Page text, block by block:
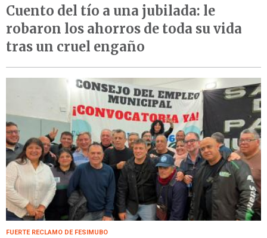
Cuento del tío a una jubilada: le
robaron los ahorros de toda su vida
tras un cruel engaño
FUERTE RECLAMO DE FESIMUBO